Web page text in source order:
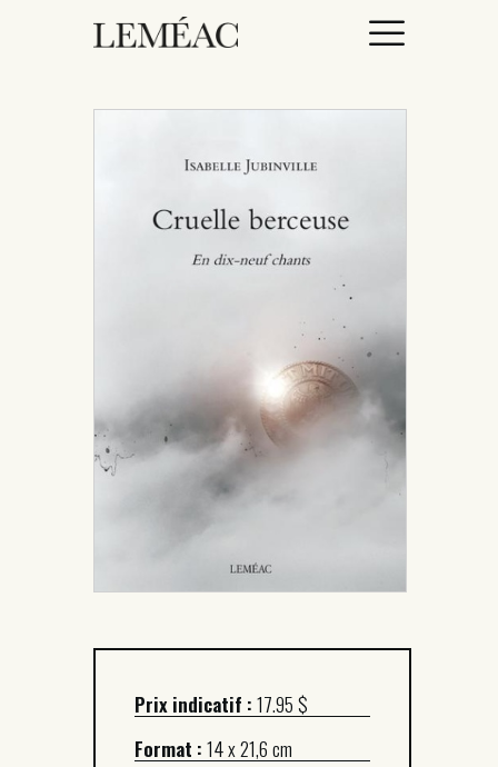
ACCUEIL
CATALOGUE
DROITS / RIGHTS
À PROPOS
Prix indicatif :17.95 $
Format :14 x 21,6 cm